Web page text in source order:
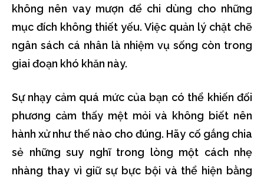
không nên vay mượn để chi dùng cho những
mục đích không thiết yếu. Việc quản lý chặt chẽ
ngân sách cá nhân là nhiệm vụ sống còn trong
giai đoạn khó khăn này.
Sự nhạy cảm quá mức của bạn có thể khiến đối
phương cảm thấy mệt mỏi và không biết nên
hành xử như thế nào cho đúng. Hãy cố gắng chia
sẻ những suy nghĩ trong lòng một cách nhẹ
nhàng thay vì giữ sự bực bội và thể hiện bằng